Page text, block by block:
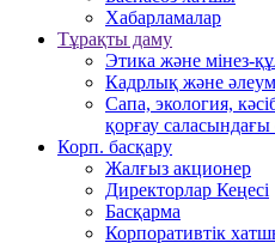
Хабарламалар
Тұрақты даму
Этика және мінез-
Кадрлық және
Сапа, экология,
қорғау саласындағы
Корп. басқару
Жалғыз акционер
Директорлар Кеңесі
Басқарма
Корпоративтік